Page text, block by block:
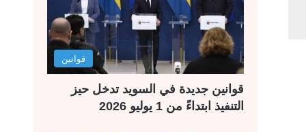
قوانين
قوانين جديدة في السويد تدخل حيز
التنفيذ ابتداءً من 1 يوليو 2026